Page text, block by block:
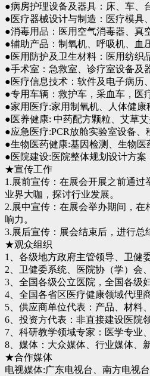
●病房护理设备及器具：床、车、
●医疗器械设计与制造：医疗模具
●消毒用品：医用空气消毒器、真
●辅助产品：制氧机、呼吸机、血
●医用防护及卫生材料：医用纺织
●手术室：急救室、诊疗室设备及
●医疗信息技术：软件及电子病历
●专用车辆：救护车，采血车，医
●家用医疗:家用制氧机、人体健
●医养健康: 中药配方颗粒、艾草
●应急医疗:PCR放舱实验室设备
●生物医药健康:基因检测、生物医
●医院建设:医院整体规划设计方
★宣传工作
1.展前宣传：在展会开展之前通
业界大咖，探讨行业发展。
2.展中宣传：在展会举办期间，
响力。
3.展后宣传：展会结束后，进行总
★观众组织
1、各级地方政府主管领导、卫健
2、卫健委系统、医院协（学）会
3、全国各级公立医院，全国各级
4、全国各省区医疗健康领域代理
5、供应商单位代表：产品、材料
6、投资方代表：非直接建设医院
7、科研教学领域专家：医学专业
8、媒体：大众媒体、行业媒体、
★合作媒体
电视媒体:广东电视台、南方电视